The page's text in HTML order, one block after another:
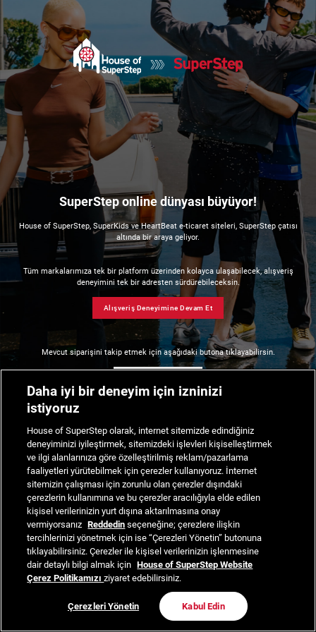
SuperStep online dünyası büyüyor!
House of SuperStep, SuperKids ve HeartBeat e-ticaret siteleri, SuperStep çatısı
altında bir araya geliyor.
Tüm markalarımıza tek bir platform üzerinden kolayca ulaşabilecek, alışveriş
deneyimini tek bir adresten sürdürebileceksin.
Alışveriş Deneyimine Devam Et
Mevcut siparişini takip etmek için aşağıdaki butona tıklayabilirsin.
Daha iyi bir deneyim için izninizi
istiyoruz
House of SuperStep olarak, internet sitemizde edindiğiniz
deneyiminizi iyileştirmek, sitemizdeki işlevleri kişiselleştirmek
ve ilgi alanlarınıza göre özelleştirilmiş reklam/pazarlama
faaliyetleri yürütebilmek için çerezler kullanıyoruz. İnternet
sitemizin çalışması için zorunlu olan çerezler dışındaki
çerezlerin kullanımına ve bu çerezler aracılığıyla elde edilen
kişisel verilerinizin yurt dışına aktarılmasına onay
vermiyorsanız Reddedin seçeneğine; çerezlere ilişkin
tercihlerinizi yönetmek için ise “Çerezleri Yönetin” butonuna
tıklayabilirsiniz. Çerezler ile kişisel verilerinizin işlenmesine
dair detaylı bilgi almak için House of SuperStep Website
Çerez Politikamızıziyaret edebilirsiniz.
Çerezleri Yönetin Kabul Edin